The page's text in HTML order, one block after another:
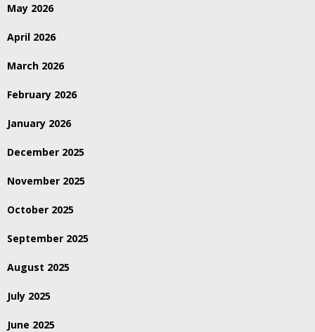
May 2026
April 2026
March 2026
February 2026
January 2026
December 2025
November 2025
October 2025
September 2025
August 2025
July 2025
June 2025